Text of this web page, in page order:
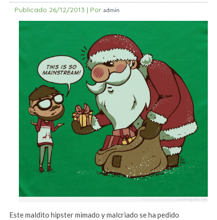
Publicado 26/12/2013 | Por admin
Este maldito hipster mimado y malcriado se ha pedido